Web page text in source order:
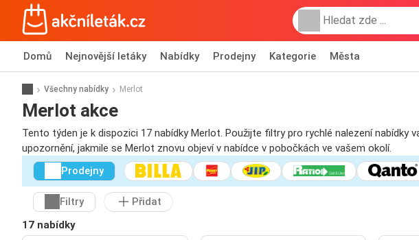
Domů Nejnovější letáky Nabídky Prodejny Kategorie Města
Všechny nabídky Merlot
Merlot akce
Tento týden je k dispozici 17 nabídky Merlot. Použijte filtry pro rychlé nalezení
upozornění, jakmile se Merlot znovu objeví v nabídce v pobočkách ve vašem okolí.
Prodejny
Filtry
Přidat
17 nabídky